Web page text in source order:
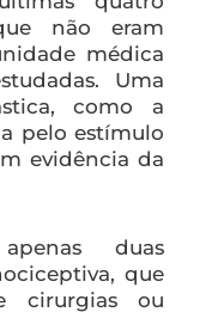
não eram
médica
Uma
como a
pelo estímulo
evidência da
duas
que
cirurgias ou